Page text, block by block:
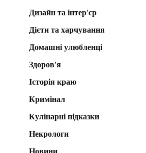
Дизайн та інтер'єр
Дієти та харчування
Домашні улюбленці
Здоров'я
Історія краю
Кримінал
Кулінарні підказки
Некрологи
Новини